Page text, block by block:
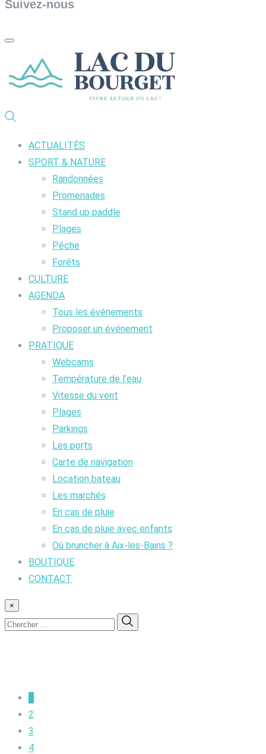
Suivez-nous
ACTUALITÉS
SPORT & NATURE
Randonnées
Promenades
Stand up paddle
Plages
Pêche
Forêts
CULTURE
AGENDA
Tous les événements
Proposer un événement
PRATIQUE
Webcams
Température de l’eau
Vitesse du vent
Plages
Parkings
Les ports
Carte de navigation
Location bateau
Les marchés
En cas de pluie
En cas de pluie avec enfants
Où bruncher à Aix-les-Bains ?
BOUTIQUE
CONTACT
×
2
3
4